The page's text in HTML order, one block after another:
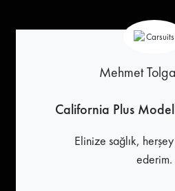
Mehmet
California Plus
Elinize sağlık,
ederim.